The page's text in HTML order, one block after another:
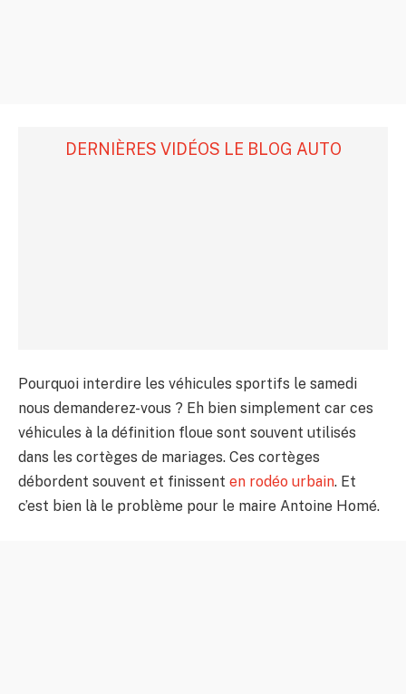
DERNIÈRES VIDÉOS LE BLOG AUTO
Pourquoi interdire les véhicules sportifs le samedi
nous demanderez-vous ? Eh bien simplement car ces
véhicules à la définition floue sont souvent utilisés
dans les cortèges de mariages. Ces cortèges
débordent souvent et finissent en rodéo urbain. Et
c’est bien là le problème pour le maire Antoine Homé.